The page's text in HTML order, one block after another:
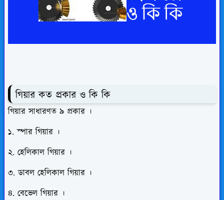
গিয়ার কত প্রকার ও কি কি
গিয়ার সাধারণত ৯ প্রকার ।
১. স্পার গিয়ার ।
২. হেলিকাল গিয়ার ।
৩. ডাবল হেলিকাল গিয়ার ।
৪. বেভেল গিয়ার ।